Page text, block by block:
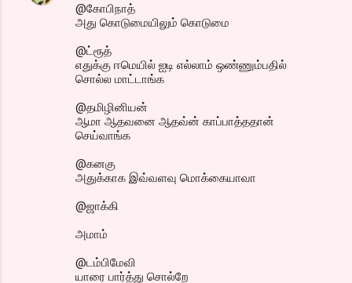
@கோபிநாத்
அது கொடுமையிலும் கொடுமை
@ட்ரூத்
எதுக்கு ஈமெயில் ஐடி எல்லாம் ஒண்ணும்பதில்
சொல்ல மாட்டாங்க
@தமிழினியன்
ஆமா ஆதவனை ஆதவ்ன் காப்பாத்ததான்
செய்வாங்க
@கனகு
அதுக்காக இவ்வளவு மொக்கையாவா
@ஜாக்கி
அமாம்
@டம்பிமேவி
யாரை பார்த்து சொல்றே